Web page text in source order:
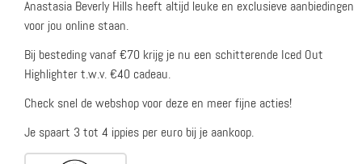
Anastasia Beverly Hills heeft altijd leuke en exclusieve aanbiedingen
voor jou online staan.
Bij besteding vanaf €70 krijg je nu een schitterende Iced Out
Highlighter t.w.v. €40 cadeau.
Check snel de webshop voor deze en meer fijne acties!
Je spaart 3 tot 4 ippies per euro bij je aankoop.